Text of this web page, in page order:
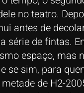
no teatro.
antes de
série de fintas.
espaço, mas
se sim, para
de H2-